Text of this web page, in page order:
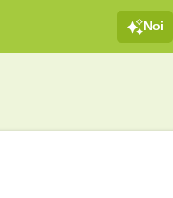
Noi